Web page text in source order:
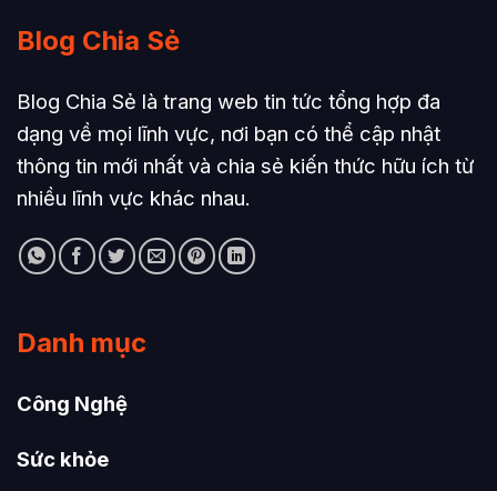
Blog Chia Sẻ
Blog Chia Sẻ là trang web tin tức tổng hợp đa
dạng về mọi lĩnh vực, nơi bạn có thể cập nhật
thông tin mới nhất và chia sẻ kiến thức hữu ích từ
nhiều lĩnh vực khác nhau.
Danh mục
Công Nghệ
Sức khỏe